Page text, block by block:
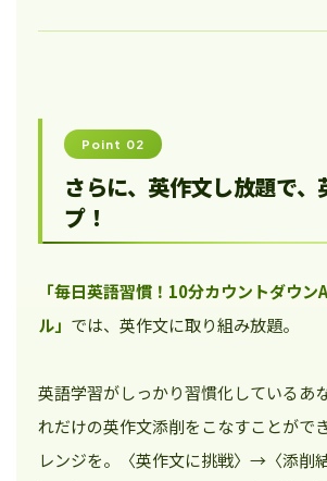
Point 02
さらに、英作文し放題で、
プ！
「毎日英語習慣！10分カウントダウン
ル」 では、英作文に取り組み放題。
英語学習がしっかり習慣化しているあ
れだけの英作文添削をこなすことがで
レンジを。〈英作文に挑戦〉→〈添削